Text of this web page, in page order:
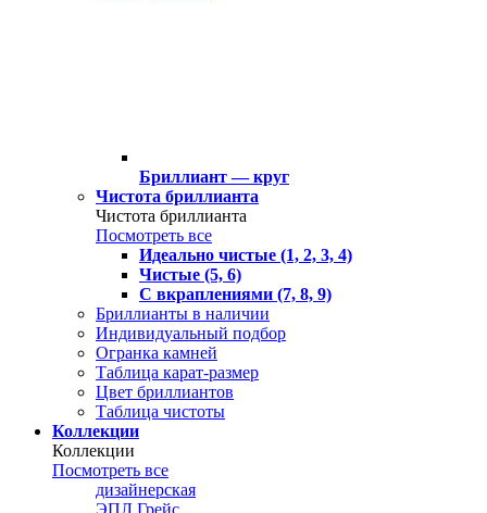
Бриллиант — круг
Чистота бриллианта
Чистота бриллианта
Посмотреть все
Идеально чистые (1, 2, 3, 4)
Чистые (5, 6)
С вкраплениями (7, 8, 9)
Бриллианты в наличии
Индивидуальный подбор
Огранка камней
Таблица карат-размер
Цвет бриллиантов
Таблица чистоты
Коллекции
Коллекции
Посмотреть все
дизайнерская
ЭПЛ Грейс